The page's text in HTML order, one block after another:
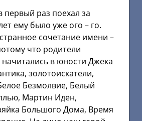
раз поехал за
ему было уже ого – го.
сочетание имени –
что родители
в юности Джека
золотоискатели,
Безмолвие, Белый
Мартин Иден,
Большого Дома, Время